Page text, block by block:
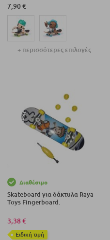
7,90 €
+ περισσότερες επιλογές
Διαθέσιμο
Skateboard για δάκτυλα Raya
Toys Fingerboard.
3,38 €
Eιδική τιμή